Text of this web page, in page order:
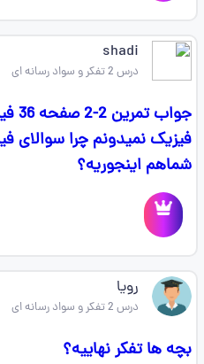
shadi
درس 2 تفکر و سواد رسانه ای
فیزیک نمیدونم چرا سوالای
شماهم اینجوریه؟
رویا
درس 2 تفکر و سواد رسانه ای
بچه ها تفکر نهاییه؟